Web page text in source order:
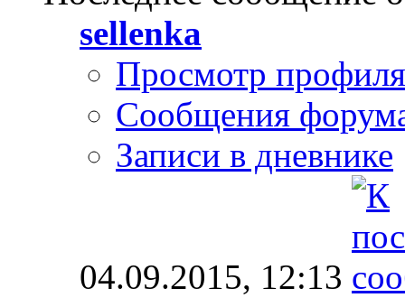
sellenka
Просмотр профиля
Сообщения
Записи в дневнике
04.09.2015, 12:13